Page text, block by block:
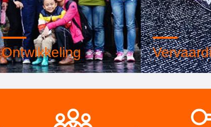
Ontwikkeling
en geavanceerde
samenwerken om de producten te
machines, strikt
kunnen alle